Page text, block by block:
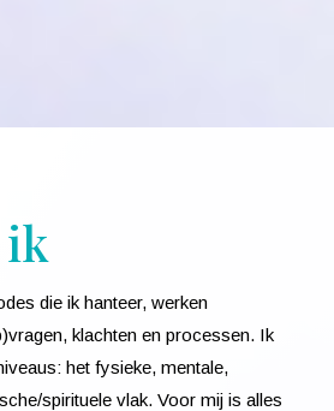
ik
die ik hanteer, werken
klachten en processen. Ik
het fysieke, mentale,
spirituele vlak. Voor mij is alles